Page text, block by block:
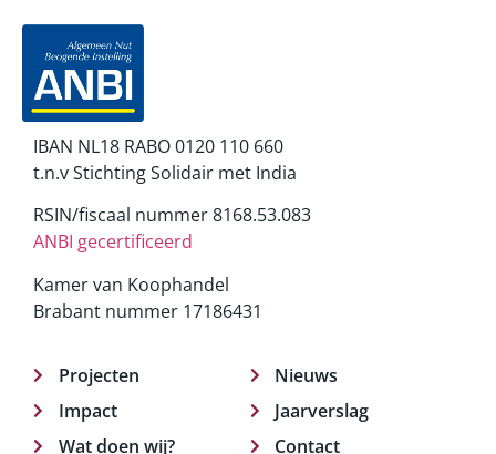
IBAN NL18 RABO 0120 110 660
t.n.v Stichting Solidair met India
RSIN/fiscaal nummer 8168.53.083
ANBI gecertificeerd
Kamer van Koophandel
Brabant nummer 17186431
Projecten
Impact
Wat doen wij?
Nieuws
Jaarverslag
Contact